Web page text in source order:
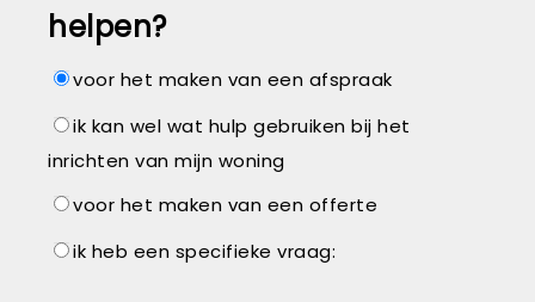
helpen?
voor het maken van een afspraak
ik kan wel wat hulp gebruiken bij het
inrichten van mijn woning
voor het maken van een offerte
ik heb een specifieke vraag: